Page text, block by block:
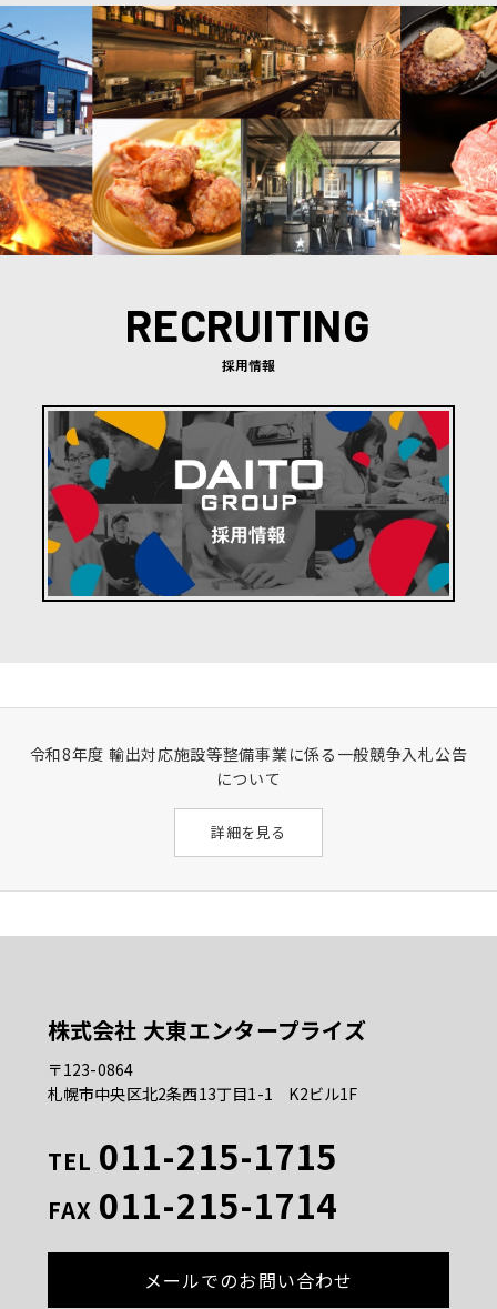
RECRUITING
採用情報
令和8年度 輸出対応施設等整備事業に係る一般競争入札公告
について
詳細を見る
株式会社 大東エンタープライズ
〒123-0864
札幌市中央区北2条西13丁目1-1 K2ビル1F
TEL 011-215-1715
FAX 011-215-1714
メールでのお問い合わせ